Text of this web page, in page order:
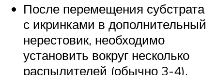
После перемещения субстрата
с икринками в дополнительный
нерестовик, необходимо
установить вокруг несколько
распылителей (обычно 3-4).